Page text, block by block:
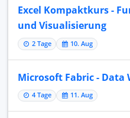
Excel Kompaktkurs -
und Visualisierung
2 Tage 10. Aug
Microsoft Fabric - Data
4 Tage 11. Aug